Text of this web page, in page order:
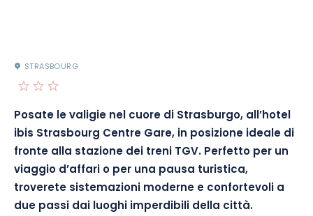
STRASBOURG
Posate le valigie nel cuore di Strasburgo, all’hotel
ibis Strasbourg Centre Gare, in posizione ideale di
fronte alla stazione dei treni TGV. Perfetto per un
viaggio d’affari o per una pausa turistica,
troverete sistemazioni moderne e confortevoli a
due passi dai luoghi imperdibili della città.